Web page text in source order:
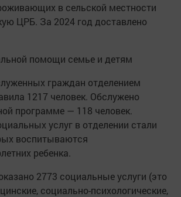
в сельской местности
ЦРБ. За 2024 год доставлено
помощи семье и детям
граждан отделением
1217 человек. Обслужено
программе — 118 человек.
услуг в отделении стали
воспитываются
ребенка.
2773 социальные услуги (это
социально-психологические,